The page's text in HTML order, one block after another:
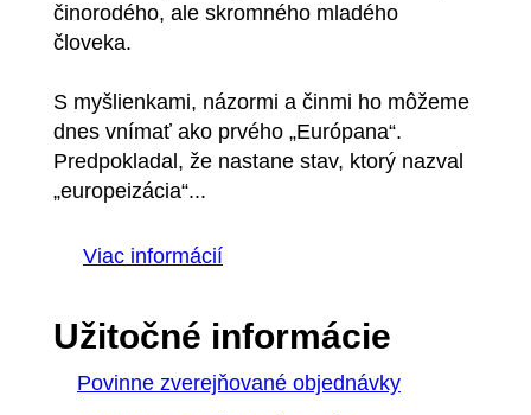
činorodého, ale skromného mladého
človeka.
S myšlienkami, názormi a činmi ho môžeme
dnes vnímať ako prvého „Európana“.
Predpokladal, že nastane stav, ktorý nazval
„europeizácia“...
Viac informácií
Užitočné informácie
Povinne zverejňované objednávky